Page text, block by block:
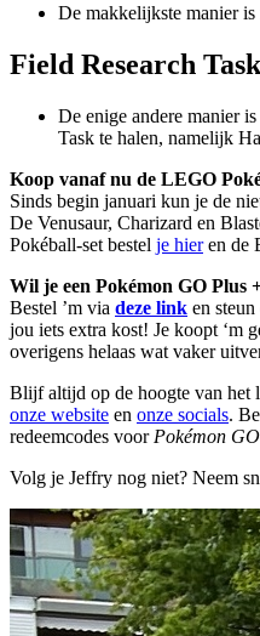
De makkelijkste manier
Field Research Task
De enige andere manier
Task te halen, namelijk
Koop vanaf nu de LEGO
Sinds begin januari kun je de
De Venusaur, Charizard en
Pokéball-set bestel je hieren de
Wil je een Pokémon GO Plus
Bestel ’m via deze link en
jou iets extra kost! Je koopt ‘m
overigens helaas wat vaker
Blijf altijd op de hoogte van het
onze website en onze socials.
redeemcodes voor Pokémon GO
Volg je Jeffry nog niet? Neem